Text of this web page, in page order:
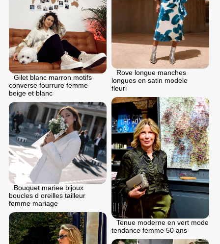
Rove longue manches
longues en satin modele
fleuri
Gilet blanc marron motifs
converse fourrure femme
beige et blanc
Tenue moderne en vert mode
tendance femme 50 ans
Bouquet mariee bijoux
boucles d oreilles tailleur
femme mariage